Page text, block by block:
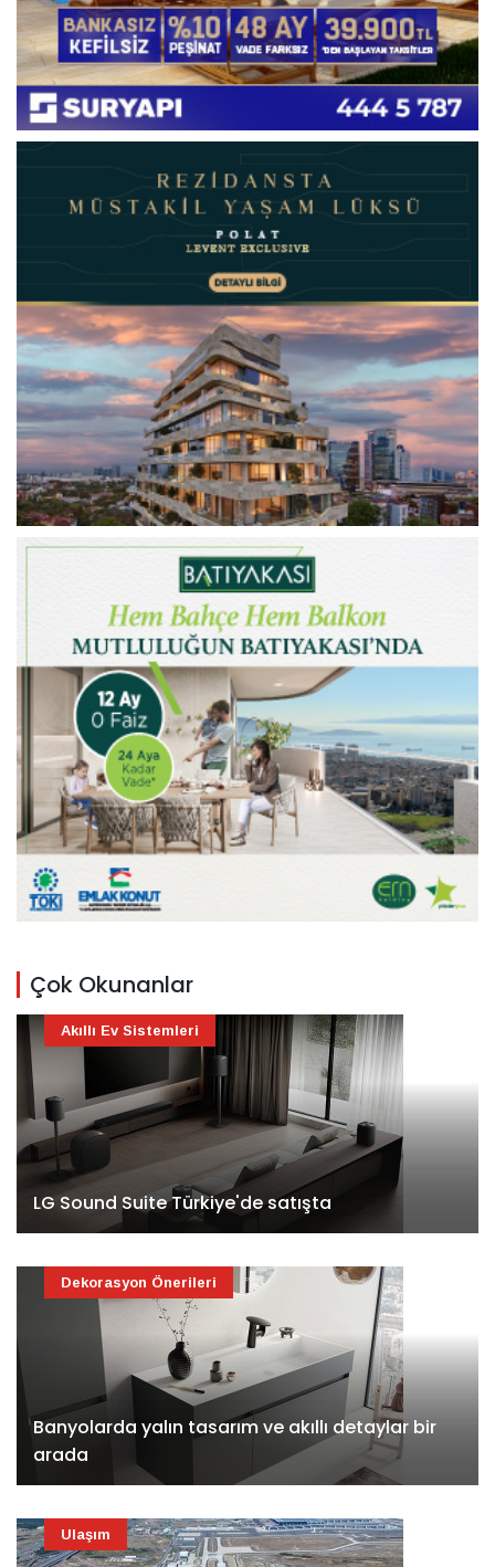
Çok Okunanlar
LG Sound Suite Türkiye'de satışta
Akıllı Ev Sistemleri
Banyolarda yalın tasarım ve akıllı detaylar bir
arada
Dekorasyon Önerileri
Ulaşım